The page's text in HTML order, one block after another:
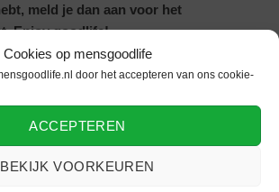
Cookies op mensgoodlife
door het accepteren van ons cookie-
ACCEPTEREN
BEKIJK VOORKEUREN
meld je dan aan voor het
Enjoy goodlife!